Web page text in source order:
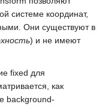
системе координат,
Они существуют в
) и не имеют
fixed для
как
background-